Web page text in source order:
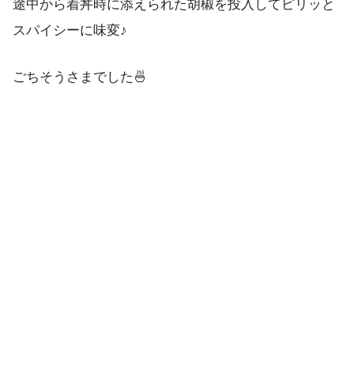
途中から着丼時に添えられた胡椒を投入してピリッと
スパイシーに味変♪
ごちそうさまでした🍜